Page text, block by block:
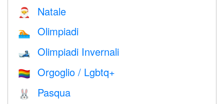
🎅 Natale
🏊 Olimpiadi
🎿 Olimpiadi Invernali
🏳️‍🌈 Orgoglio / Lgbtq+
🐰 Pasqua